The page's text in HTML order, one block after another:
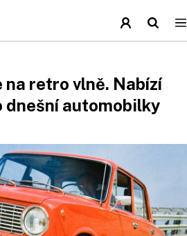
na retro vlně. Nabízí
dnešní automobilky